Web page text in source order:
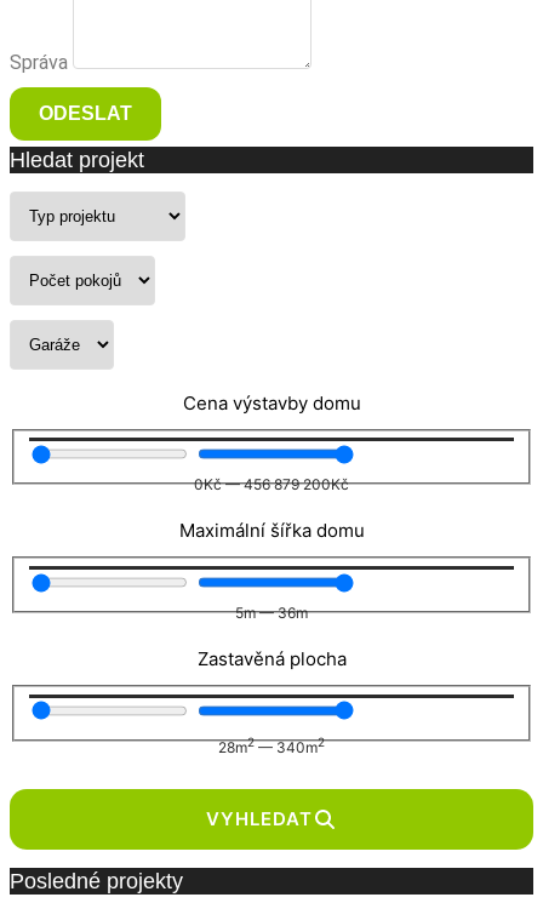
Správa
ODESLAT
Hledat projekt
Cena výstavby domu
0Kč—456 879 200Kč
Maximální šířka domu
5m—36m
Zastavěná plocha
28m2—340m2
VYHLEDAT
Posledné projekty